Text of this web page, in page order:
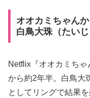
オオカミちゃん
白鳥大珠（たい
Netflix『オオカミち
から約2年半。白鳥大
としてリングで結果